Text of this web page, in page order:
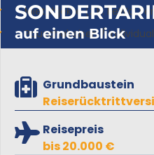
Mietobjekte (z.B. FeWo,
Pauschalreisen /
auf einen Blick
Grundbaustein
Reisepreis
bis 20.000 €